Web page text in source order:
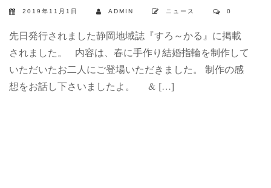
2019年11月1日 ADMIN ニュース 0
先日発行されました静岡地域誌『すろ～かる』に掲載
されました。 内容は、春に手作り結婚指輪を制作して
いただいたお二人にご登場いただきました。 制作の感
想をお話し下さいましたよ。 & […]